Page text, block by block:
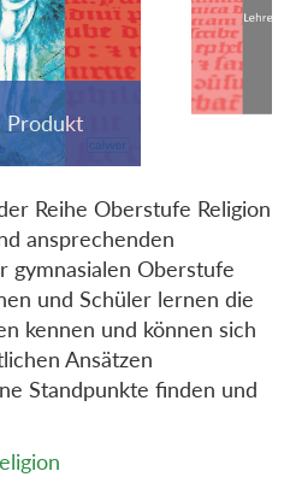
Reihe Oberstufe Religion
ansprechenden
gymnasialen Oberstufe
und Schüler lernen die
kennen und können sich
Ansätzen
Standpunkte finden und